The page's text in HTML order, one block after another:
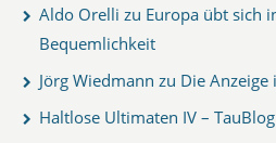
Aldo Orelli zu Europa übt sich
Bequemlichkeit
Jörg Wiedmann zu Die Anzeige
Haltlose Ultimaten IV – TauBlog